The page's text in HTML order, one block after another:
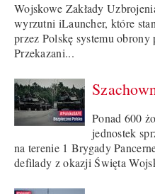
Wojskowe Zakłady
wyrzutni iLauncher, które
przez Polskę systemu
Przekazani...
Ponad 600
jednostek
na terenie 1 Brygady
defilady z okazji Święta